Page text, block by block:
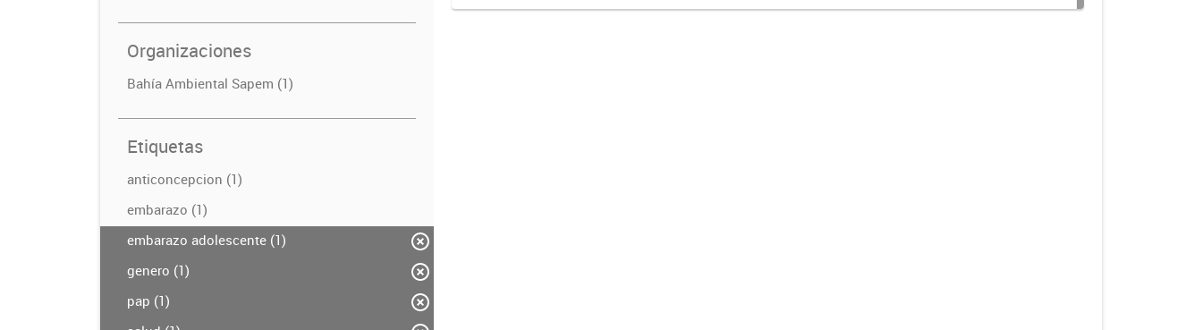
Organizaciones
Bahía Ambiental Sapem (1)
Etiquetas
anticoncepcion (1)
embarazo (1)
embarazo adolescente (1)
genero (1)
pap (1)